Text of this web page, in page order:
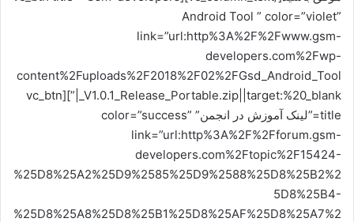
Android Tool ” color=”violet”
link=”url:http%3A%2F%2Fwww.gsm-
developers.com%2Fwp-
content%2Fuploads%2F2018%2F02%2FGsd_Android_Tool
_V1.0.1_Release_Portable.zip||target:%20_blank|”][vc_btn
title=”لینک آموزش در انجمن” color=”success”
link=”url:http%3A%2F%2Fforum.gsm-
developers.com%2Ftopic%2F15424-
%25D8%25A2%25D9%2585%25D9%2588%25D8%25B2%2
5D8%25B4-
%25D8%25A8%25D8%25B1%25D8%25AF%25D8%25A7%2